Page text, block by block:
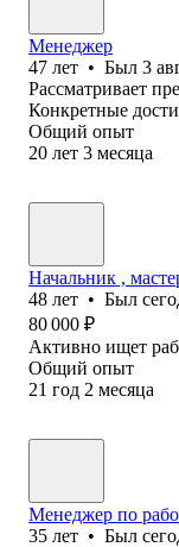
Менеджер
47 лет • Был 3
Рассматривает
Конкретные
Общий опыт
20 лет 3 месяца
Начальник ,
48 лет • Был
80 000 ₽
Активно ищет
Общий опыт
21 год 2 месяца
Менеджер по
35 лет • Был